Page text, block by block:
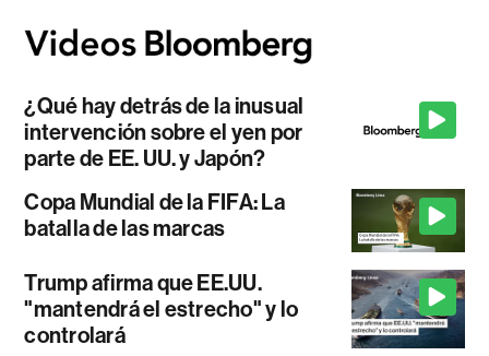
¿Qué hay detrás de la inusual
intervención sobre el yen por
parte de EE. UU. y Japón?
Copa Mundial de la FIFA: La
batalla de las marcas
Trump afirma que EE.UU.
"mantendrá el estrecho" y lo
controlará